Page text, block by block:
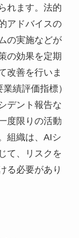
れます。法的
アドバイスの
の実施などが
の効果を定期
改善を行いま
績評価指標）
デント報告な
度限りの活動
組織は、AIシ
て、リスクを
る必要があり